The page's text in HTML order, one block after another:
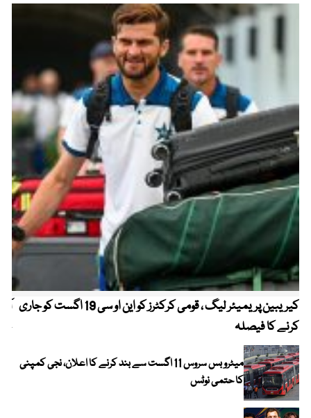
کیریبین پریمیئر لیگ ، قومی کرکٹرز کو این او سی 19 اگست کو جاری
کرنے کا فیصلہ
میٹرو بس سروس 11 اگست سے بند کرنے کا اعلان، نجی کمپنی
کا حتمی نوٹس